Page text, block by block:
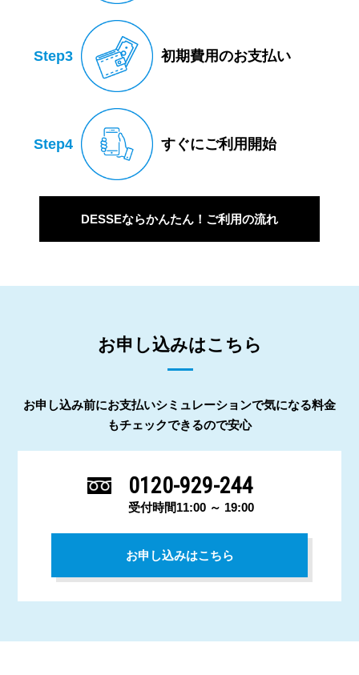
Step3 初期費用のお支払い
Step4 すぐにご利用開始
DESSEならかんたん！ご利用の流れ
お申し込みはこちら
お申し込み前にお支払いシミュレーションで気になる料金
もチェックできるので安心
0120-929-244
受付時間11:00 ～ 19:00
お申し込みはこちら